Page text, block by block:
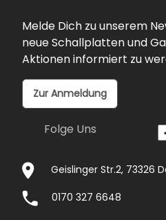
Melde Dich zu unserem
neue Schallplatten und
Aktionen informiert zu
Zur Anmeldung
Folge Uns
Geislinger Str.2, 73326
0170 327 6648